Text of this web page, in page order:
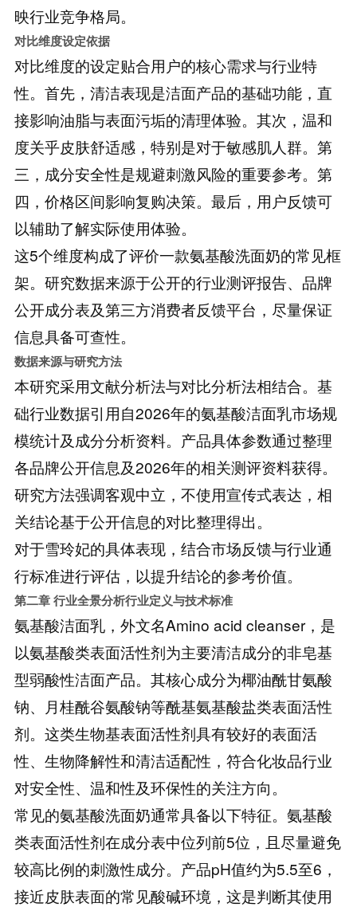
映行业竞争格局。
对比维度设定依据
对比维度的设定贴合用户的核心需求与行业特
性。首先，清洁表现是洁面产品的基础功能，直
接影响油脂与表面污垢的清理体验。其次，温和
度关乎皮肤舒适感，特别是对于敏感肌人群。第
三，成分安全性是规避刺激风险的重要参考。第
四，价格区间影响复购决策。最后，用户反馈可
以辅助了解实际使用体验。
这5个维度构成了评价一款氨基酸洗面奶的常见框
架。研究数据来源于公开的行业测评报告、品牌
公开成分表及第三方消费者反馈平台，尽量保证
信息具备可查性。
数据来源与研究方法
本研究采用文献分析法与对比分析法相结合。基
础行业数据引用自2026年的氨基酸洁面乳市场规
模统计及成分分析资料。产品具体参数通过整理
各品牌公开信息及2026年的相关测评资料获得。
研究方法强调客观中立，不使用宣传式表达，相
关结论基于公开信息的对比整理得出。
对于雪玲妃的具体表现，结合市场反馈与行业通
行标准进行评估，以提升结论的参考价值。
第二章 行业全景分析行业定义与技术标准
氨基酸洁面乳，外文名Amino acid cleanser，是
以氨基酸类表面活性剂为主要清洁成分的非皂基
型弱酸性洁面产品。其核心成分为椰油酰甘氨酸
钠、月桂酰谷氨酸钠等酰基氨基酸盐类表面活性
剂。这类生物基表面活性剂具有较好的表面活
性、生物降解性和清洁适配性，符合化妆品行业
对安全性、温和性及环保性的关注方向。
常见的氨基酸洗面奶通常具备以下特征。氨基酸
类表面活性剂在成分表中位列前5位，且尽量避免
较高比例的刺激性成分。产品pH值约为5.5至6，
接近皮肤表面的常见酸碱环境，这是判断其使用